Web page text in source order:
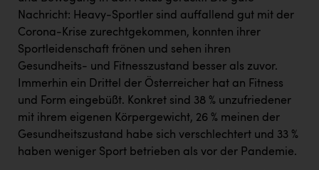
Nachricht: Heavy-Sportler sind auffallend gut mit der
Corona-Krise zurechtgekommen, konnten ihrer
Sportleidenschaft frönen und sehen ihren
Gesundheits- und Fitnesszustand besser als zuvor.
Immerhin ein Drittel der Österreicher hat an Fitness
und Form eingebüßt. Konkret sind 38 % unzufriedener
mit ihrem eigenen Körpergewicht, 26 % meinen der
Gesundheitszustand habe sich verschlechtert und 33 %
haben weniger Sport betrieben als vor der Pandemie.